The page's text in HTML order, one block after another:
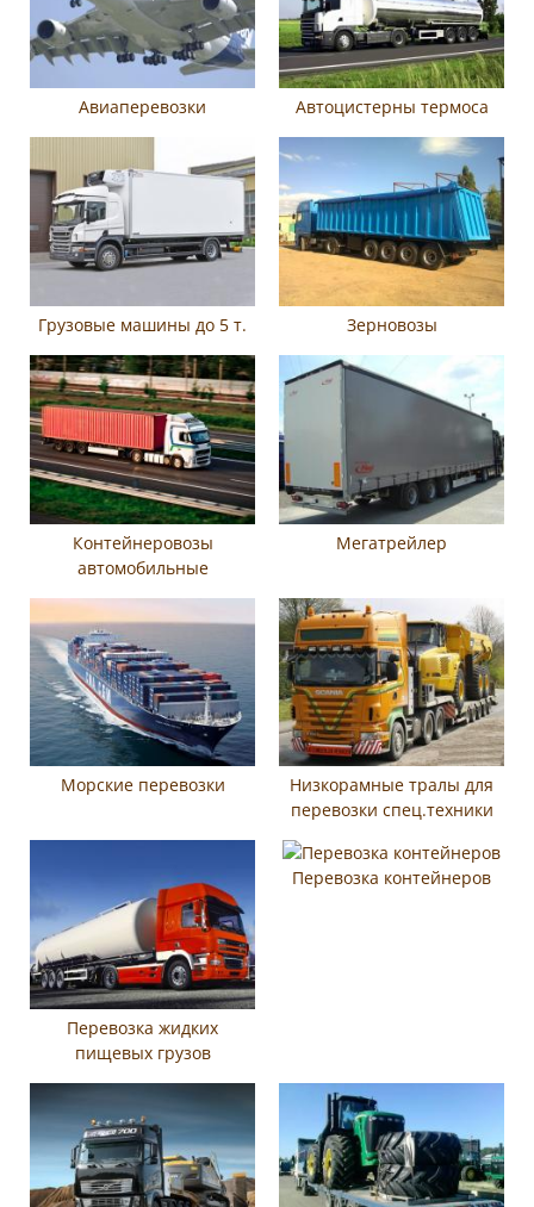
Авиаперевозки Автоцистерны термоса
Грузовые машины до 5 т. Зерновозы
Контейнеровозы
автомобильные
Мегатрейлер
Морские перевозки
Низкорамные тралы для
перевозки спец.техники
Перевозка жидких
пищевых грузов
Перевозка контейнеров